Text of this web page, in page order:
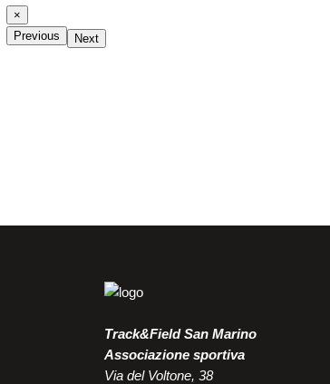
×
Previous
Next
Track&Field San Marino
Associazione sportiva
Via del Voltone, 38